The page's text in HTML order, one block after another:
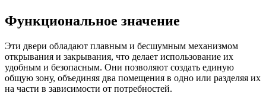
Функциональное значение
Эти двери обладают плавным и бесшумным механизмом
открывания и закрывания, что делает использование их
удобным и безопасным. Они позволяют создать единую
общую зону, объединяя два помещения в одно или разделяя их
на части в зависимости от потребностей.